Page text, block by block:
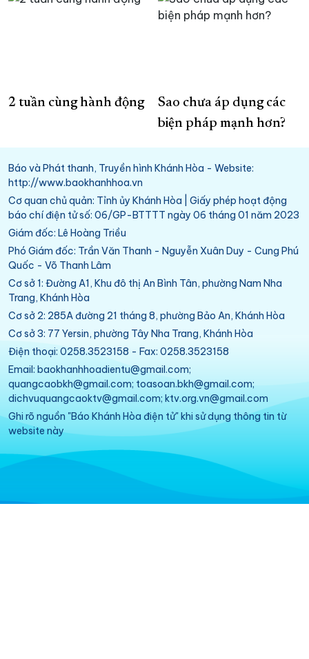
2 tuần cùng hành động
Sao chưa áp dụng các
biện pháp mạnh hơn?
Báo và Phát thanh, Truyền hình Khánh Hòa - Website:
http://www.baokhanhhoa.vn
Cơ quan chủ quản: Tỉnh ủy Khánh Hòa | Giấy phép hoạt động
báo chí điện tử số: 06/GP-BTTTT ngày 06 tháng 01 năm 2023
Giám đốc: Lê Hoàng Triều
Phó Giám đốc: Trần Văn Thanh - Nguyễn Xuân Duy - Cung Phú
Quốc - Võ Thanh Lâm
Cơ sở 1: Đường A1, Khu đô thị An Bình Tân, phường Nam Nha
Trang, Khánh Hòa
Cơ sở 2: 285A đường 21 tháng 8, phường Bảo An, Khánh Hòa
Cơ sở 3: 77 Yersin, phường Tây Nha Trang, Khánh Hòa
Điện thoại: 0258.3523158 - Fax: 0258.3523158
Email: baokhanhhoadientu@gmail.com;
quangcaobkh@gmail.com; toasoan.bkh@gmail.com;
dichvuquangcaoktv@gmail.com; ktv.org.vn@gmail.com
Ghi rõ nguồn "Báo Khánh Hòa điện tử" khi sử dụng thông tin từ
website này